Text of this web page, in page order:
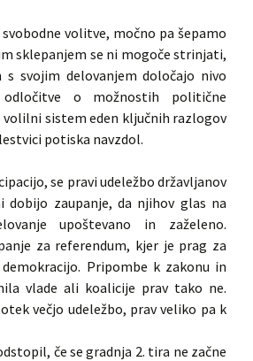
volitve, močno pa šepamo
sklepanjem se ni mogoče strinjati,
svojim delovanjem določajo nivo
o možnostih politične
sistem eden ključnih razlogov
potiska navzdol.
se pravi udeležbo državljanov
zaupanje, da njihov glas na
upoštevano in zaželeno.
za referendum, kjer je prag za
Pripombe k zakonu in
vlade ali koalicije prav tako ne.
večjo udeležbo, prav veliko pa k
če se gradnja 2. tira ne začne